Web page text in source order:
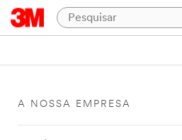
A NOSSA EMPRESA